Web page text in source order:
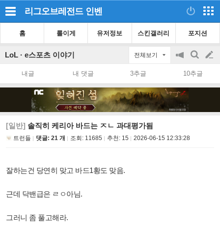
리그오브레전드 인벤
홈 롤이게 유저정보 스킨갤러리 포지션
LoL · e스포츠 이야기 전체보기
공
지
on/off
검
색
글
쓰
내글 내 댓글 3추글 10추글
[일반] 솔직히 케리아 바드는 ㅈㄴ 과대평가됨
트런들 댓글: 21 개 조회: 11685 추천: 15 2026-06-15 12:33:28
잘하는건 당연히 맞고 바드1황도 맞음.
근데 닥밴급은 ㄹㅇ아님.
그러니 좀 풀고해라.